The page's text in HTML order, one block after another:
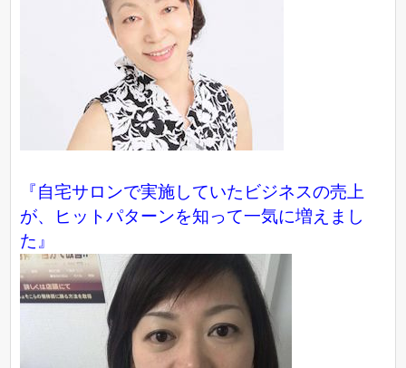
『自宅サロンで実施していたビジネスの売上
が、ヒットパターンを知って一気に増えまし
た』